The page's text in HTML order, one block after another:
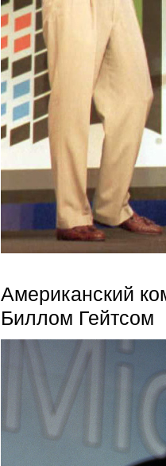
Американский
Биллом Гейтсом